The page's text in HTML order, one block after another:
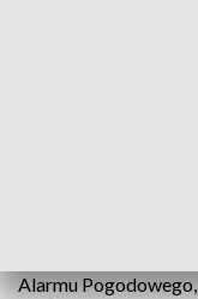
Alarmu